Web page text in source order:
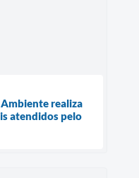
realiza
atendidos pelo